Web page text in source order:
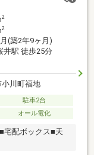
2
2
(築2年9ヶ月)
井駅 徒歩25分
川町福地
駐車2台
オール電化
宅配ボックス■天